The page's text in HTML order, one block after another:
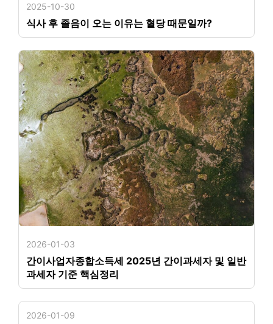
2025-10-30
식사 후 졸음이 오는 이유는 혈당 때문일까?
2026-01-03
간이사업자종합소득세 2025년 간이과세자 및 일반
과세자 기준 핵심정리
2026-01-09